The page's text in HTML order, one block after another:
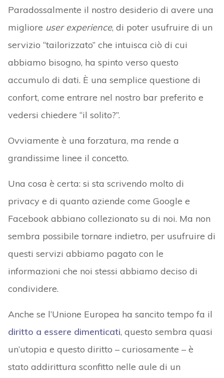
Paradossalmente il nostro desiderio di avere una
migliore user experience, di poter usufruire di un
servizio “tailorizzato” che intuisca ciò di cui
abbiamo bisogno, ha spinto verso questo
accumulo di dati. È una semplice questione di
confort, come entrare nel nostro bar preferito e
vedersi chiedere “il solito?”.
Ovviamente è una forzatura, ma rende a
grandissime linee il concetto.
Una cosa è certa: si sta scrivendo molto di
privacy e di quanto aziende come Google e
Facebook abbiano collezionato su di noi. Ma non
sembra possibile tornare indietro, per usufruire di
questi servizi abbiamo pagato con le
informazioni che noi stessi abbiamo deciso di
condividere.
Anche se l’Unione Europea ha sancito tempo fa il
diritto a essere dimenticati, questo sembra quasi
un’utopia e questo diritto – curiosamente – è
stato addirittura sconfitto nelle aule di un